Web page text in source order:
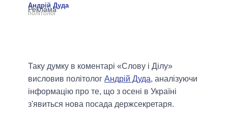
Андрій Дуда
політолог
Таку думку в коментарі «Слову і Ділу»
висловив політолог Андрій Дуда, аналізуючи
інформацію про те, що з осені в Україні
з'явиться нова посада держсекретаря.